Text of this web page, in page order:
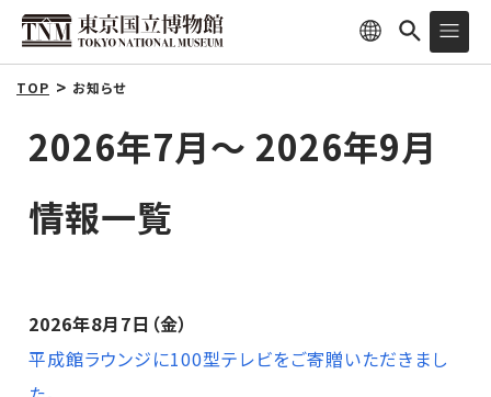
TOP お知らせ
2026年7月～ 2026年9月
情報一覧
2026年8月7日（金）
平成館ラウンジに100型テレビをご寄贈いただきまし